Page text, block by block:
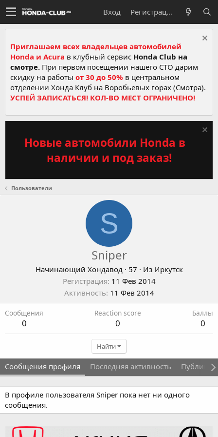
Вход Регистрация
Приглашаем всех владельцев автомобилей
Honda и Acura в клубный сервис Honda Club на
смотре. При первом посещении нашего СТО дарим
скидку на работы от 30 до 50% в центральном
отделении Хонда Клуб на Воробьевых горах (Смотра).
УСПЕЙ ЗАПИСАТЬСЯ! КОЛ-ВО МЕСТ ОГРАНИЧЕНО!
Новые автомобили Honda в
наличии и под заказ!
Пользователи
S
Sniper
Начинающий Хондавод · 57 · Из Иркутск
Регистрация 11 Фев 2014
Активность 11 Фев 2014
Сообщения
0
Reaction score
0
Баллы
0
Найти
Сообщения профиля Последняя активность
В профиле пользователя Sniper пока нет ни одного
сообщения.